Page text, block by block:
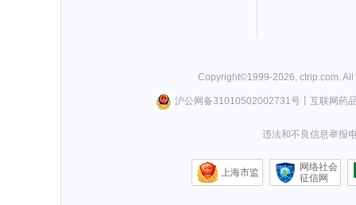
Copyright©1999-2026, ctrip.com.
沪公网备31010502002731号丨 互联网药
违法和不良信息举报
上海市监
网络社会
征信网